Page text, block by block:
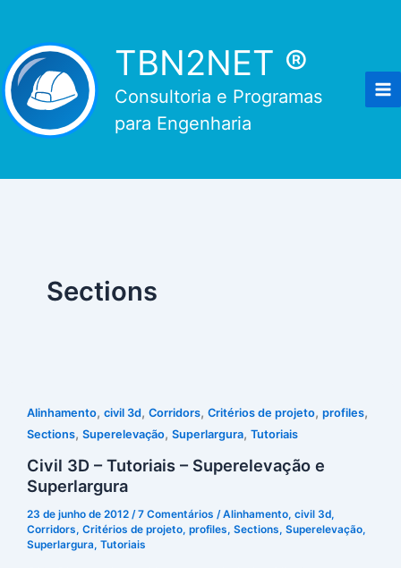
conteúdo
TBN2NET ®
Consultoria e Programas
para Engenharia
Sections
Alinhamento, civil 3d, Corridors, Critérios de projeto, profiles,
Sections, Superelevação, Superlargura, Tutoriais
Civil 3D – Tutoriais – Superelevação e
Superlargura
23 de junho de 2012 /7 Comentários /Alinhamento, civil 3d,
Corridors, Critérios de projeto, profiles, Sections, Superelevação,
Superlargura, Tutoriais